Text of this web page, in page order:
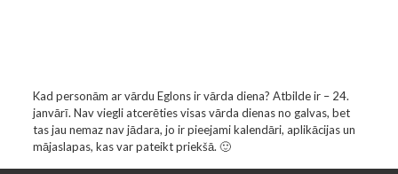
Kad personām ar vārdu Eglons ir vārda diena? Atbilde ir – 24.
janvārī. Nav viegli atcerēties visas vārda dienas no galvas, bet
tas jau nemaz nav jādara, jo ir pieejami kalendāri, aplikācijas un
mājaslapas, kas var pateikt priekšā. 🙂